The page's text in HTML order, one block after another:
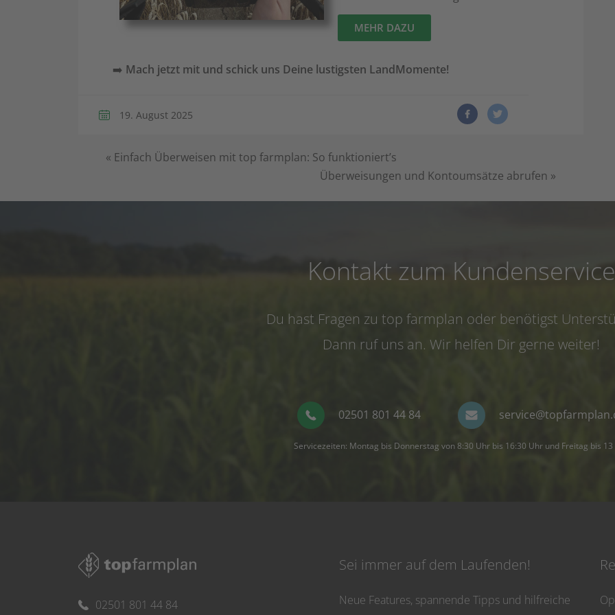
MEHR DAZU
➡️ Mach jetzt mit und schick uns Deine lustigsten LandMomente!
19. August 2025
« Einfach Überweisen mit top farmplan: So funktioniert’s
Überweisungen und Kontoumsätze abrufen »
Kontakt zum Kundenservice
Du hast Fragen zu top farmplan oder benötigst
Dann ruf uns an. Wir helfen Dir gerne weiter!
02501 801 44 84
Servicezeiten: Montag bis Donnerstag von 8:30 Uhr bis 16:30 Uhr und Freitag bis
02501 801 44 84
Sei immer auf dem Laufenden!
Neue Features, spannende Tipps und hilfreiche